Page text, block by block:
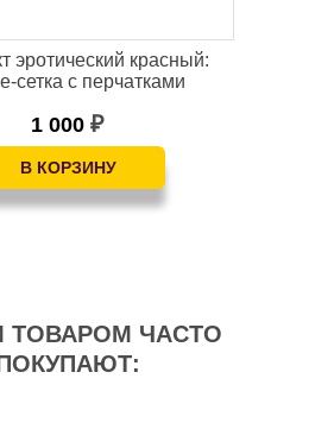
эротический красный:
сетка с перчатками
1 000₽
ТОВАРОМ ЧАСТО